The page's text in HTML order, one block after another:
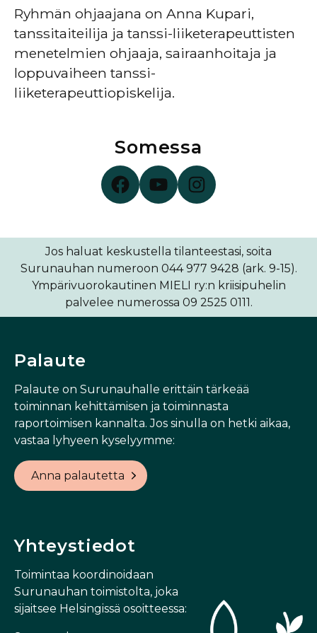
Ryhmän ohjaajana on Anna Kupari,
tanssitaiteilija ja tanssi-liiketerapeuttisten
menetelmien ohjaaja, sairaanhoitaja ja
loppuvaiheen tanssi-
liiketerapeuttiopiskelija.
Somessa
Surunauha Facebookissa
Surunauha YouTubessa
Surunauha Instagramissa
Jos haluat keskustella tilanteestasi, soita
Surunauhan numeroon 044 977 9428 (ark. 9-15).
Ympärivuorokautinen MIELI ry:n kriisipuhelin
palvelee numerossa 09 2525 0111.
Palaute
Palaute on Surunauhalle erittäin tärkeää
toiminnan kehittämisen ja toiminnasta
raportoimisen kannalta. Jos sinulla on hetki aikaa,
vastaa lyhyeen kyselyymme:
Anna palautetta
Yhteystiedot
Toimintaa koordinoidaan
Surunauhan toimistolta, joka
sijaitsee Helsingissä osoitteessa: